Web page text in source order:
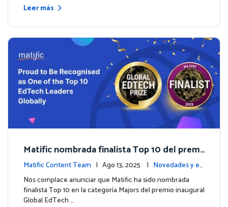
Leer más
Matific nombrada finalista Top 10 del premi
o inaugural Global EdTech Prize
Matific Content Team | Ago 13, 2025 | Novedades y ev
entos
Nos complace anunciar que Matific ha sido nombrada
finalista Top 10 en la categoría Majors del premio inaugural
Global EdTech …